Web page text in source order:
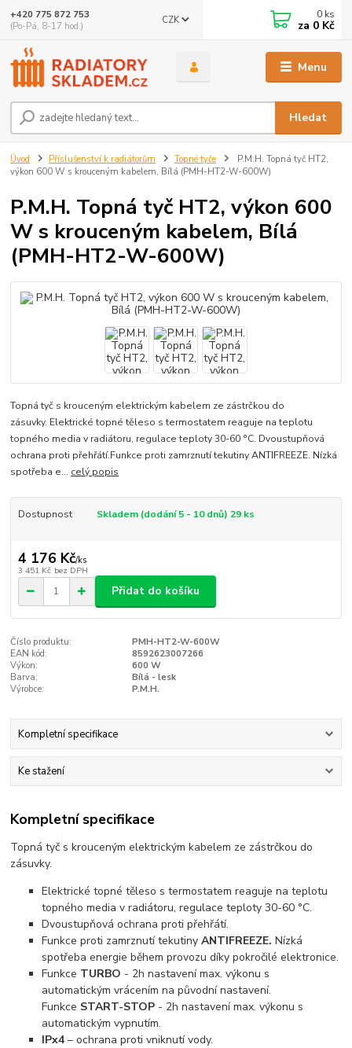
Menu
CZK
Hledat
+420 775 872 753
(Po-Pá, 8-17 hod.)
0 ks
za 0 Kč
Úvod Příslušenství k radiátorům Topné tyče
P.M.H. Topná tyč HT2,
výkon 600 W s krouceným kabelem, Bílá (PMH-HT2-W-600W)
P.M.H. Topná tyč HT2, výkon 600
W s krouceným kabelem, Bílá
(PMH-HT2-W-600W)
Topná tyč s krouceným elektrickým kabelem ze zástrčkou do
zásuvky. Elektrické topné těleso s termostatem reaguje na teplotu
topného media v radiátoru, regulace teploty 30-60 °C. Dvoustupňová
ochrana proti přehřátí.Funkce proti zamrznutí tekutiny ANTIFREEZE. Nízká
spotřeba e... celý popis
Dostupnost Skladem (dodání 5 - 10 dnů) 29 ks
4 176 Kč/ks
3 451 Kč bez DPH
Přidat do košíku
Číslo produktu:
PMH-HT2-W-600W
EAN kód:
8592623007266
Výkon:
600 W
Barva:
Bílá - lesk
Výrobce:
P.M.H.
Kompletní specifikace
Ke stažení
Kompletní specifikace
Topná tyč s krouceným elektrickým kabelem ze zástrčkou do
zásuvky.
Elektrické topné těleso s termostatem reaguje na teplotu
topného media v radiátoru, regulace teploty 30-60 °C.
Dvoustupňová ochrana proti přehřátí.
Funkce proti zamrznutí tekutinyANTIFREEZE. Nízká
spotřeba energie během provozu díky pokročilé elektronice.
Funkce TURBO - 2h nastavení max. výkonu s
automatickým vrácením na původní nastavení.
Funkce START-STOP - 2h nastavení max. výkonu s
automatickým vypnutím.
IPx4 – ochrana proti vniknutí vody.